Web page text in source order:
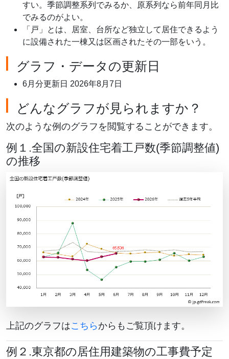
すい。季節調整系列でみるか、原系列なら前年同月比
でみるのがよい。
「戸」とは、居室、台所など独立して居住できるよう
に設備された一棟又は区画されたその一部をいう。
グラフ・データの更新日
6月分更新日 2026年8月7日
どんなグラフが見られますか？
次のような例のグラフを閲覧することができます。
例１.全国の新設住宅着工戸数(季節調整値)
の推移
上記のグラフはこちらからもご覧頂けます。
例２.東京都の居住用建築物の工事費予定